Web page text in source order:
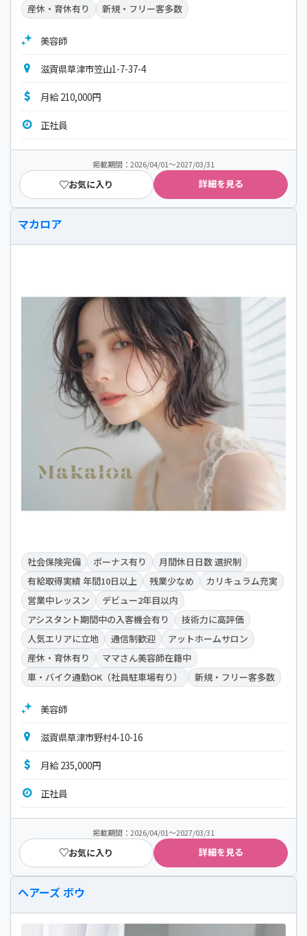
産休・育休有り 新規・フリー客多数
美容師
滋賀県草津市笠山1-7-37-4
月給 210,000円
正社員
掲載期間：2026/04/01～2027/03/31
お気に入り 詳細を見る
マカロア
社会保険完備 ボーナス有り
月間休日日数 選択制
有給取得実績 年間10日以上
残業少なめ
カリキュラム充実
営業中レッスン
デビュー2年目以内
アシスタント期間中の入客機会有り
技術力に高評価
人気エリアに立地
通信制歓迎
アットホームサロン
産休・育休有り
ママさん美容師在籍中
車・バイク通勤OK（社員駐車場有り）
新規・フリー客多数
美容師
滋賀県草津市野村4-10-16
月給 235,000円
正社員
掲載期間：2026/04/01～2027/03/31
お気に入り 詳細を見る
ヘアーズ ボウ